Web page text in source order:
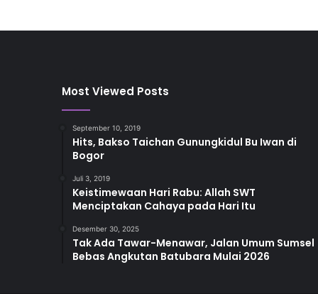
Most Viewed Posts
September 10, 2019
Hits, Bakso Taichan Gunungkidul Bu Iwan di
Bogor
Juli 3, 2019
Keistimewaan Hari Rabu: Allah SWT
Menciptakan Cahaya pada Hari Itu
Desember 30, 2025
Tak Ada Tawar-Menawar, Jalan Umum Sumsel
Bebas Angkutan Batubara Mulai 2026